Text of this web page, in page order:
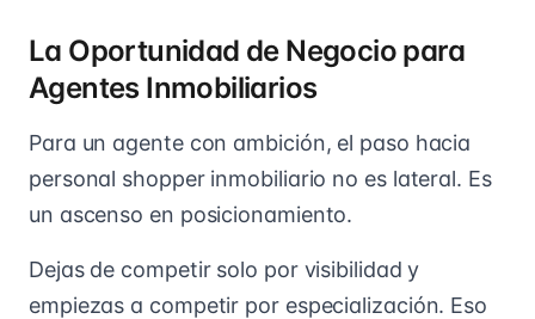
La Oportunidad de Negocio para
Agentes Inmobiliarios
Para un agente con ambición, el paso hacia
personal shopper inmobiliario no es lateral. Es
un ascenso en posicionamiento.
Dejas de competir solo por visibilidad y
empiezas a competir por especialización. Eso